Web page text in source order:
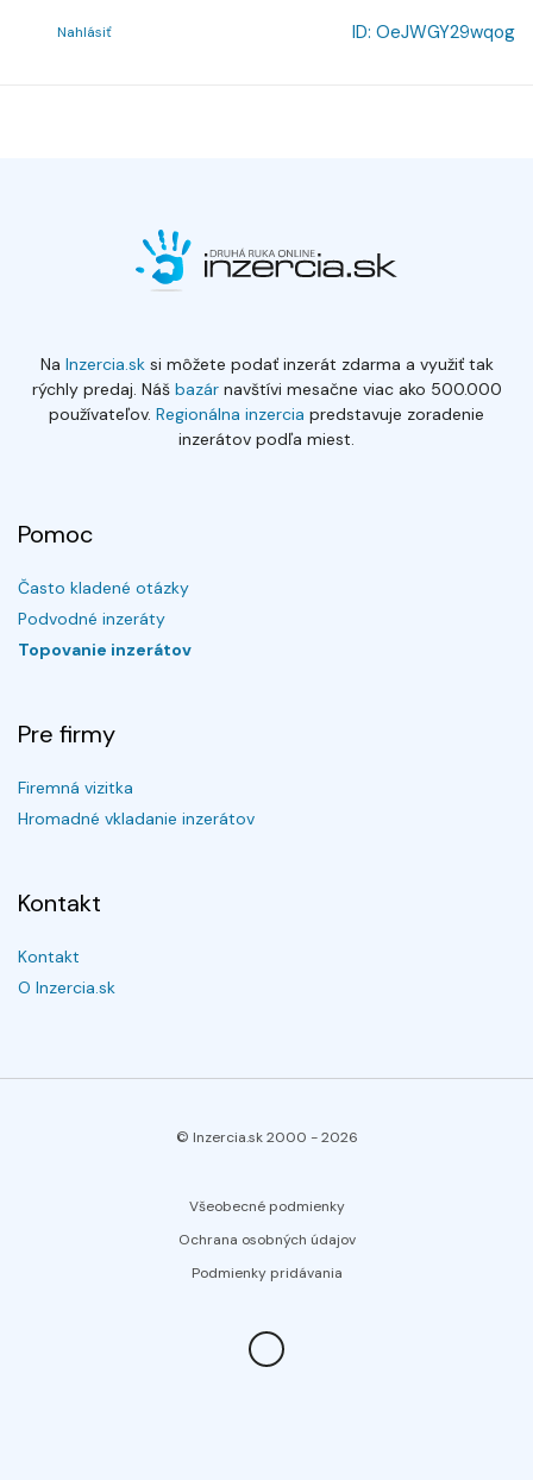
Nahlásiť ID: OeJWGY29wqog
Na Inzercia.sksi môžete podať inzerát zdarma a využiť tak
rýchly predaj. Náš bazárnavštívi mesačne viac ako 500.000
používateľov. Regionálna inzercia predstavuje zoradenie
inzerátov podľa miest.
Pomoc
Často kladené otázky
Podvodné inzeráty
Topovanie inzerátov
Pre firmy
Firemná vizitka
Hromadné vkladanie inzerátov
Kontakt
Kontakt
O Inzercia.sk
© Inzercia.sk 2000 -2026
Všeobecné podmienky
Ochrana osobných údajov
Podmienky pridávania